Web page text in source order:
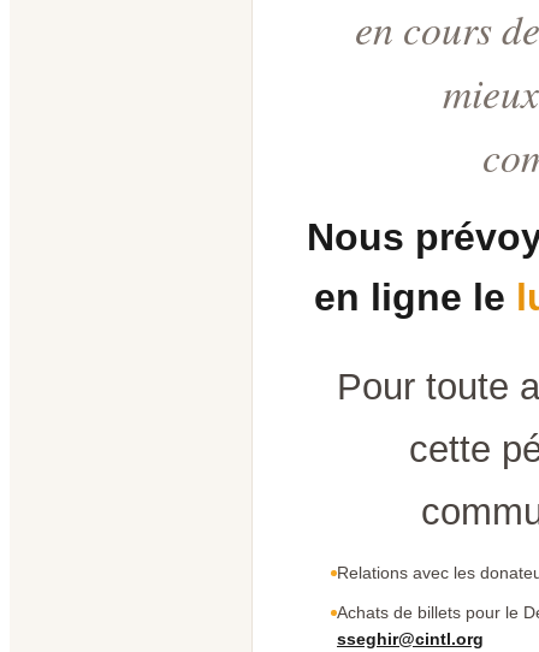
en cours
Nous
en ligne le
Pour toute
cette
Relations avec les
Achats de billets pour le
sseghir@cintl.org